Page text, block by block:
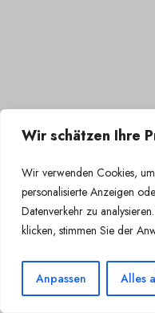
Wir schätzen Ihre
Wir verwenden Cookies,
personalisierte Anzeigen
Datenverkehr zu
klicken, stimmen Sie der
Anpassen Alles